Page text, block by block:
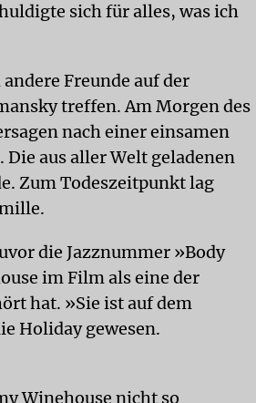
sich für alles, was ich
Freunde auf der
treffen. Am Morgen des
nach einer einsamen
aus aller Welt geladenen
Zum Todeszeitpunkt lag
die Jazznummer »Body
im Film als eine der
hat. »Sie ist auf dem
Holiday gewesen.
Winehouse nicht so